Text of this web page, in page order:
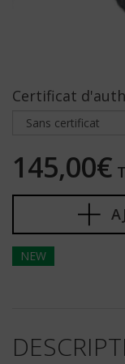
Certificat
145,00€
NEW